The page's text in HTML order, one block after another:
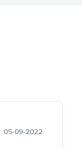
05-09-2022